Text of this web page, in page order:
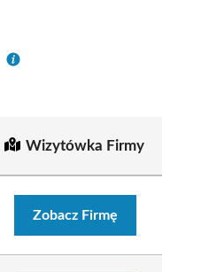
Wizytówka Firmy
Zobacz Firmę